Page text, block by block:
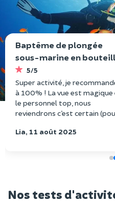
Baptême de plongée
sous-marine en
à Fréjus
5/5
Super activité, je
à 100% ! La vue est magique
le personnel top, nous
reviendrons c’est certain
!Lia, 11 août 2025
Nos tests